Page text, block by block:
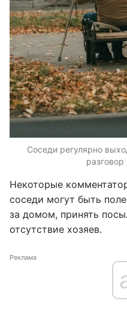
Соседи регулярно
Некоторые
соседи могут быть
за домом, принять
отсутствие хозяев.
Реклама